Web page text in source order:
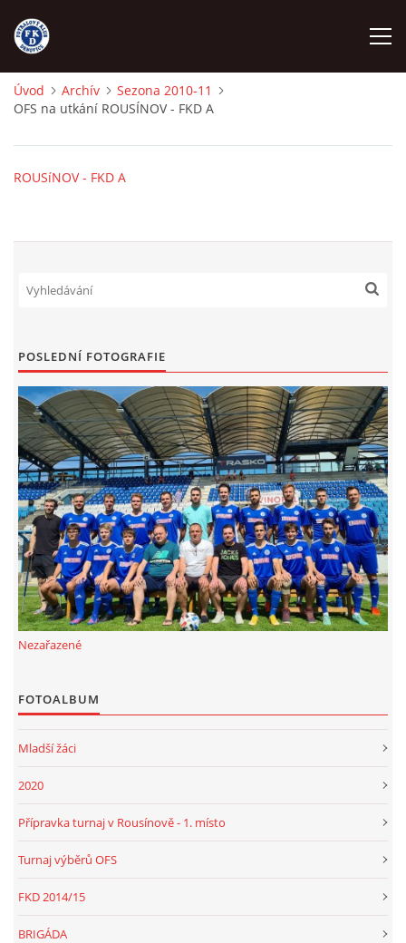
ÚVOD
STARŠÍ ŽÁCI
MLADŠÍ ŽÁCI
MLADŠÍ ŽÁCI "B"
STARŠÍ PŘÍPRAVKA R 2012 + 2013
MLADŠÍ PŘÍPRAVKA R2014-2015
ARCHÍV
Úvod Archív
Sezona 2010-11
OFS na utkání ROUSÍNOV - FKD A
ROUSíNOV - FKD A
POSLEDNÍ FOTOGRAFIE
Nezařazené
FOTOALBUM
Mladší žáci
2020
Přípravka turnaj v Rousínově - 1. místo
Turnaj výběrů OFS
FKD 2014/15
BRIGÁDA